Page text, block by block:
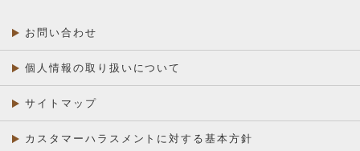
お問い合わせ
個人情報の取り扱いについて
サイトマップ
カスタマーハラスメントに対する基本方針